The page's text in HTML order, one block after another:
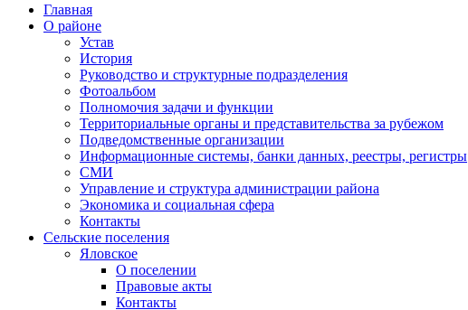
Главная
О районе
Устав
История
Руководство и структурные подразделения
Фотоальбом
Полномочия задачи и функции
Территориальные органы и представительства за рубежом
Подведомственные организации
Информационные системы, банки данных, реестры, регистры
СМИ
Управление и структура администрации района
Экономика и социальная сфера
Контакты
Сельские поселения
Яловское
О поселении
Правовые акты
Контакты